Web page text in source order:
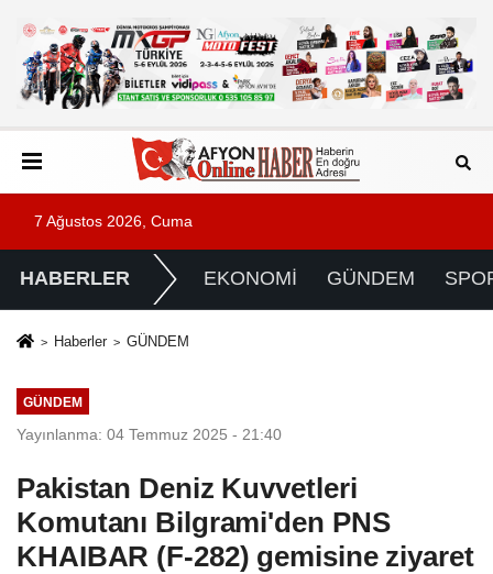
7 Ağustos 2026, Cuma
HABERLER EKONOMİ GÜNDEM
Haberler GÜNDEM
GÜNDEM
Yayınlanma: 04 Temmuz 2025 - 21:40
Pakistan Deniz Kuvvetleri
Komutanı Bilgrami'den PNS
KHAIBAR (F-282) gemisine ziyaret